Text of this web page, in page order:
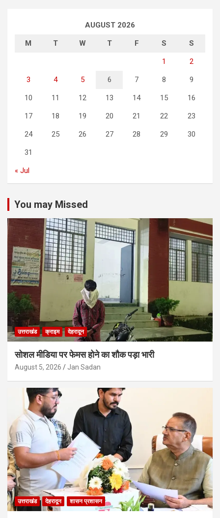
AUGUST 2026
M T W T F S S
1 2
3 4 5 6 7 8 9
10 11 12 13 14 15 16
17 18 19 20 21 22 23
24 25 26 27 28 29 30
31
« Jul
You may Missed
उत्तराखंड क्राइम देहरादून
सोशल मीडिया पर फेमस होने का शौक पड़ा भारी
August 5, 2026 Jan Sadan
उत्तराखंड देहरादून शासन प्रशासन